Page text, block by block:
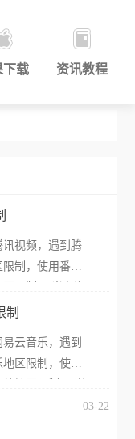
下载 资讯教程
讯视频，遇到腾
制，使用番茄
频，却突然弹
放”的提示语。
港、澳门、台
家和地区时，
制
云音乐，遇到
地区限制，使用
易云音乐，却 03-22